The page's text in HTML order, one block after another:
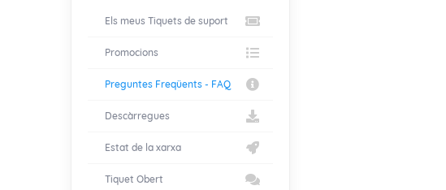
Els meus Tiquets de suport
Promocions
Preguntes Freqüents - FAQ
Descàrregues
Estat de la xarxa
Tiquet Obert